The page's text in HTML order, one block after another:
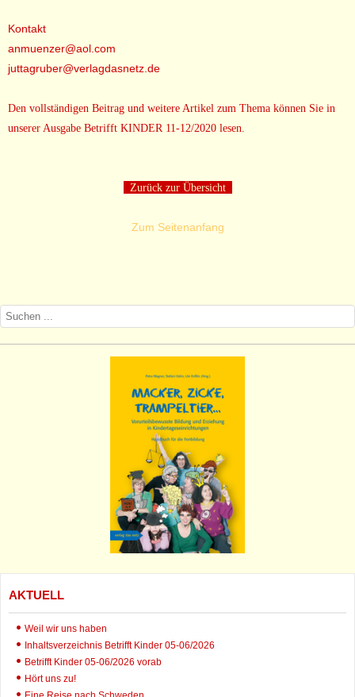
Kontakt
anmuenzer@aol.com
juttagruber@verlagdasnetz.de
Den vollständigen Beitrag und weitere Artikel zum Thema können Sie in
unserer Ausgabe Betrifft KINDER 11-12/2020 lesen.
Zurück zur Übersicht
Zum Seitenanfang
AKTUELL
Weil wir uns haben
Inhaltsverzeichnis Betrifft Kinder 05-06/2026
Betrifft Kinder 05-06/2026 vorab
Hört uns zu!